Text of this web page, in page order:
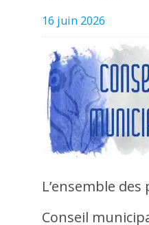
16 juin 2026
L’ensemble
Conseil